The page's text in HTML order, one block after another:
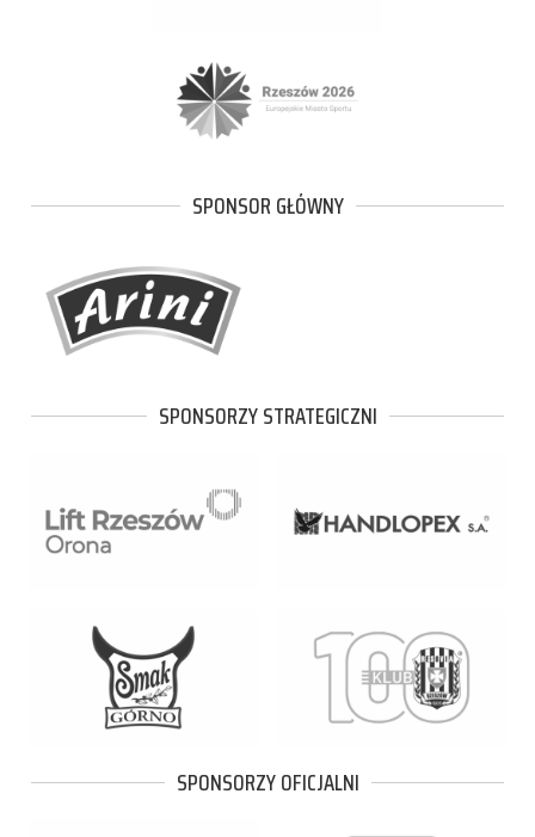
SPONSOR GŁÓWNY
SPONSORZY STRATEGICZNI
SPONSORZY OFICJALNI